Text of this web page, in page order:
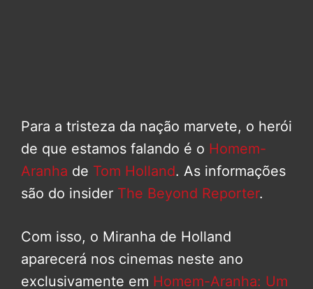
Para a tristeza da nação marvete, o herói
de que estamos falando é o Homem-
Aranha de Tom Holland. As informações
são do insider The Beyond Reporter.
Com isso, o Miranha de Holland
aparecerá nos cinemas neste ano
exclusivamente em Homem-Aranha: Um